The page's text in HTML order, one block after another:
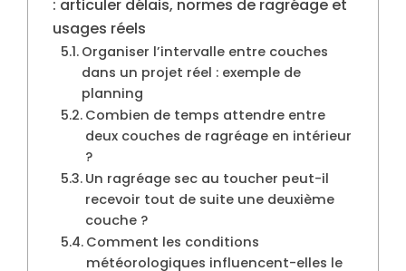
: articuler délais, normes de ragréage et
usages réels
Organiser l’intervalle entre couches
dans un projet réel : exemple de
planning
Combien de temps attendre entre
deux couches de ragréage en intérieur
?
Un ragréage sec au toucher peut-il
recevoir tout de suite une deuxième
couche ?
Comment les conditions
météorologiques influencent-elles le